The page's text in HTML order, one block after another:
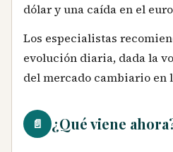
dólar y una caída en el
Los especialistas
evolución diaria, dada la
del mercado cambiario en
📄 ¿Qué viene